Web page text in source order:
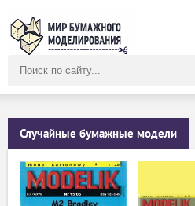
сайту
Случайные бумажные модели